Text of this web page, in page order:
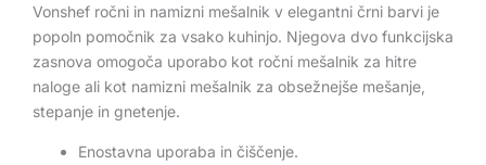
Vonshef ročni in namizni mešalnik v elegantni črni barvi je
popoln pomočnik za vsako kuhinjo. Njegova dvo funkcijska
zasnova omogoča uporabo kot ročni mešalnik za hitre
naloge ali kot namizni mešalnik za obsežnejše mešanje,
stepanje in gnetenje.
Enostavna uporaba in čiščenje.